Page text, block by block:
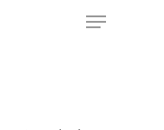
Menu